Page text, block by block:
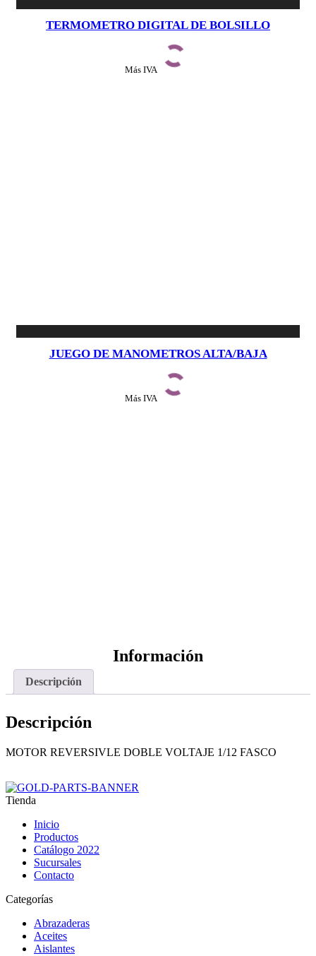
TERMOMETRO DIGITAL DE BOLSILLO
Más IVA
JUEGO DE MANOMETROS ALTA/BAJA
Más IVA
Información
Descripción
Descripción
MOTOR REVERSIVLE DOBLE VOLTAJE 1/12 FASCO
Tienda
Inicio
Productos
Catálogo 2022
Sucursales
Contacto
Categorías
Abrazaderas
Aceites
Aislantes